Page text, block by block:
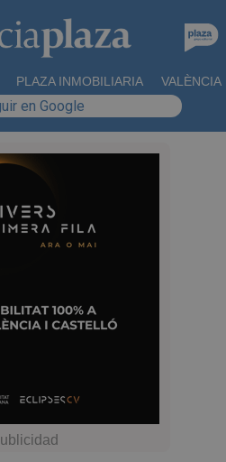
PLAZA INMOBILIARIA VALÈNCIA
en Google